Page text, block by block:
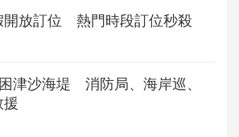
開放訂位 熱門時段訂位秒殺
津沙海堤 消防局、海岸巡、
援